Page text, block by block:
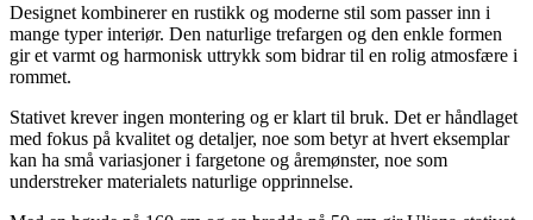
Designet kombinerer en rustikk og moderne stil som passer inn i
mange typer interiør. Den naturlige trefargen og den enkle formen
gir et varmt og harmonisk uttrykk som bidrar til en rolig atmosfære i
rommet.
Stativet krever ingen montering og er klart til bruk. Det er håndlaget
med fokus på kvalitet og detaljer, noe som betyr at hvert eksemplar
kan ha små variasjoner i fargetone og åremønster, noe som
understreker materialets naturlige opprinnelse.